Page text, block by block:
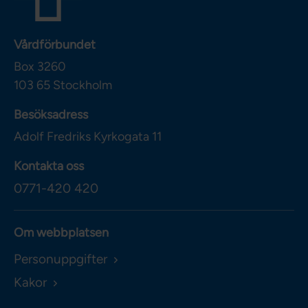
Vårdförbundet
Box 3260
103 65 Stockholm
Besöksadress
Adolf Fredriks Kyrkogata 11
Kontakta oss
0771-420 420
Om webbplatsen
Personuppgifter
Kakor